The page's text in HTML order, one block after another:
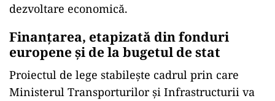
dezvoltare economică.
Finanțarea, etapizată din fonduri
europene și de la bugetul de stat
Proiectul de lege stabilește cadrul prin care
Ministerul Transporturilor și Infrastructurii va